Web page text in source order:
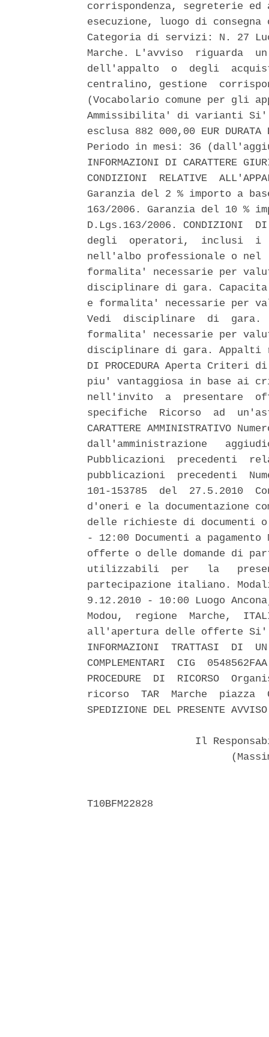
corrispondenza, segreterie
esecuzione, luogo di
Categoria di servizi: N. 27
Marche. L'avviso  riguarda
dell'appalto  o  degli
centralino, gestione
(Vocabolario comune per gli
Ammissibilita' di varianti
esclusa 882 000,00 EUR DURATA
Periodo in mesi: 36
INFORMAZIONI DI CARATTERE
CONDIZIONI  RELATIVE
Garanzia del 2 % importo a
163/2006. Garanzia del 10
D.Lgs.163/2006. CONDIZIONI
degli  operatori,  inclusi
nell'albo professionale o nel
formalita' necessarie per
disciplinare di gara.
e formalita' necessarie per
Vedi  disciplinare  di  gara.
formalita' necessarie per
disciplinare di gara. Appalti
DI PROCEDURA Aperta Criteri
piu' vantaggiosa in base ai
nell'invito  a  presentare
specifiche  Ricorso  ad
CARATTERE
dall'amministrazione
Pubblicazioni  precedenti
pubblicazioni  precedenti
101-153785  del  27.5.2010
d'oneri e la documentazione
delle richieste di documenti o
- 12:00 Documenti a
offerte o delle domande di
utilizzabili  per   la
partecipazione italiano.
9.12.2010 - 10:00 Luogo
Modou,  regione  Marche,
all'apertura delle offerte Si'
INFORMAZIONI  TRATTASI  DI
COMPLEMENTARI  CIG
PROCEDURE  DI  RICORSO
ricorso  TAR  Marche  piazza
SPEDIZIONE DEL PRESENTE
Il